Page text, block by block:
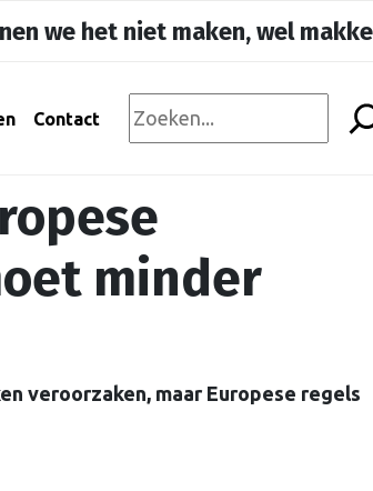
we het niet maken, wel
Contact
minder
veroorzaken, maar Europese regels